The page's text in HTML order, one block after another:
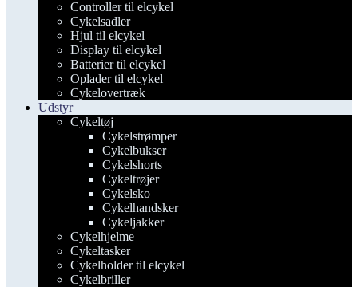
Controller til elcykel
Cykelsadler
Hjul til elcykel
Display til elcykel
Batterier til elcykel
Oplader til elcykel
Cykelovertræk
Udstyr
Cykeltøj
Cykelstrømper
Cykelbukser
Cykelshorts
Cykeltrøjer
Cykelsko
Cykelhandsker
Cykeljakker
Cykelhjelme
Cykeltasker
Cykelholder til elcykel
Cykelbriller